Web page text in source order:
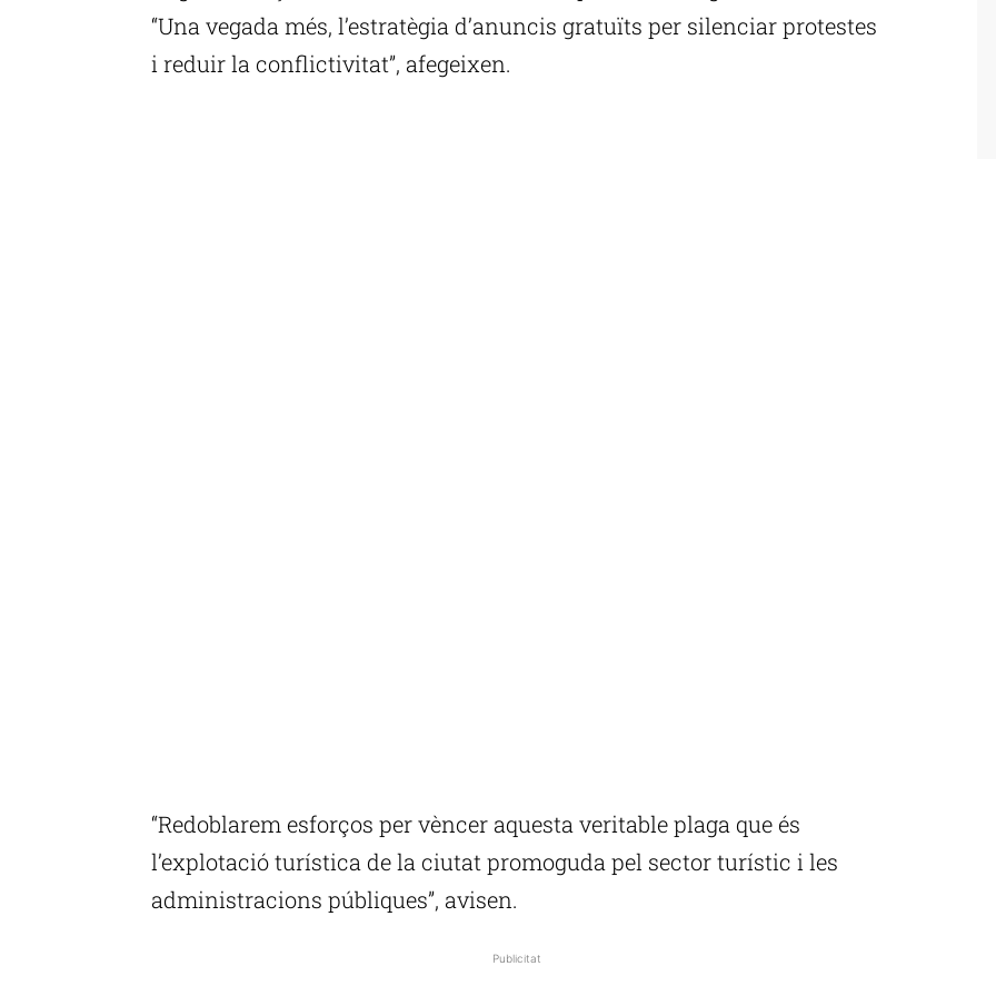
“Una vegada més, l’estratègia d’anuncis gratuïts per silenciar protestes
i reduir la conflictivitat”, afegeixen.
“Redoblarem esforços per vèncer aquesta veritable plaga que és
l’explotació turística de la ciutat promoguda pel sector turístic i les
administracions públiques”, avisen.
Publicitat